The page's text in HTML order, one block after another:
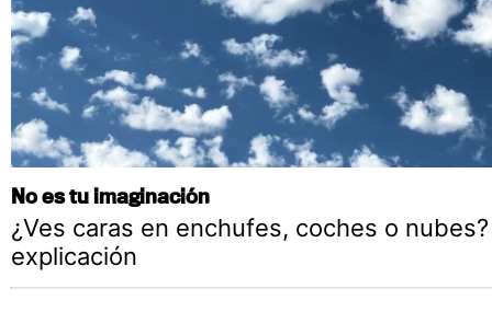
No es tu imaginación
¿Ves caras en enchufes, coches o
explicación